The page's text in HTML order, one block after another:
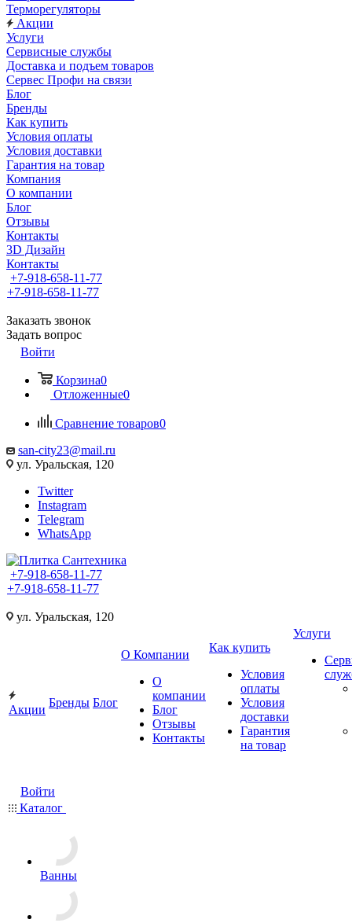
Терморегуляторы
Акции
Услуги
Сервисные службы
Доставка и подъем товаров
Сервес Профи на связи
Блог
Бренды
Как купить
Условия оплаты
Условия доставки
Гарантия на товар
Компания
О компании
Блог
Отзывы
Контакты
3D Дизайн
Контакты
+7-918-658-11-77
+7-918-658-11-77
Заказать звонок
Задать вопрос
Войти
Корзина0
Отложенные0
Сравнение товаров0
san-city23@mail.ru
ул. Уральская, 120
Twitter
Instagram
Telegram
WhatsApp
+7-918-658-11-77
+7-918-658-11-77
ул. Уральская, 120
Акции
Бренды Блог
О Компании
О
компании
Блог
Отзывы
Контакты
Как купить
Условия
оплаты
Условия
доставки
Гарантия
на товар
Услуги
Войти
Каталог
Ванны